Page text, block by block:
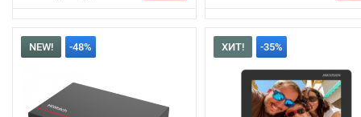
NEW! -48% ХИТ! -35%